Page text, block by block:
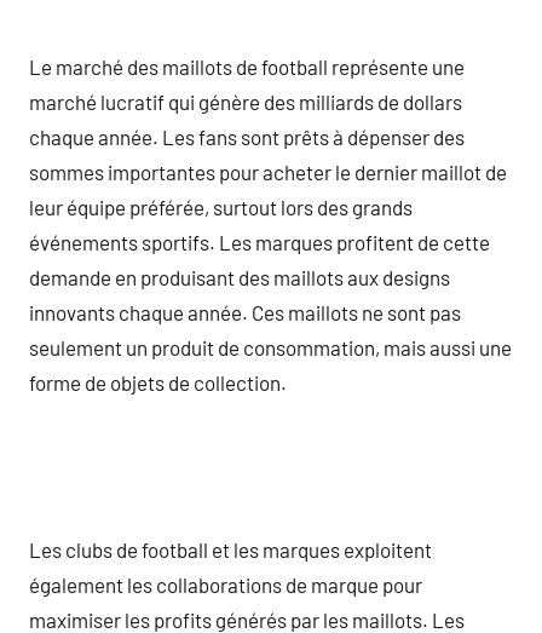
Le marché des maillots de football représente une
marché lucratif qui génère des milliards de dollars
chaque année. Les fans sont prêts à dépenser des
sommes importantes pour acheter le dernier maillot de
leur équipe préférée, surtout lors des grands
événements sportifs. Les marques profitent de cette
demande en produisant des maillots aux designs
innovants chaque année. Ces maillots ne sont pas
seulement un produit de consommation, mais aussi une
forme de objets de collection.
Les clubs de football et les marques exploitent
également les collaborations de marque pour
maximiser les profits générés par les maillots. Les